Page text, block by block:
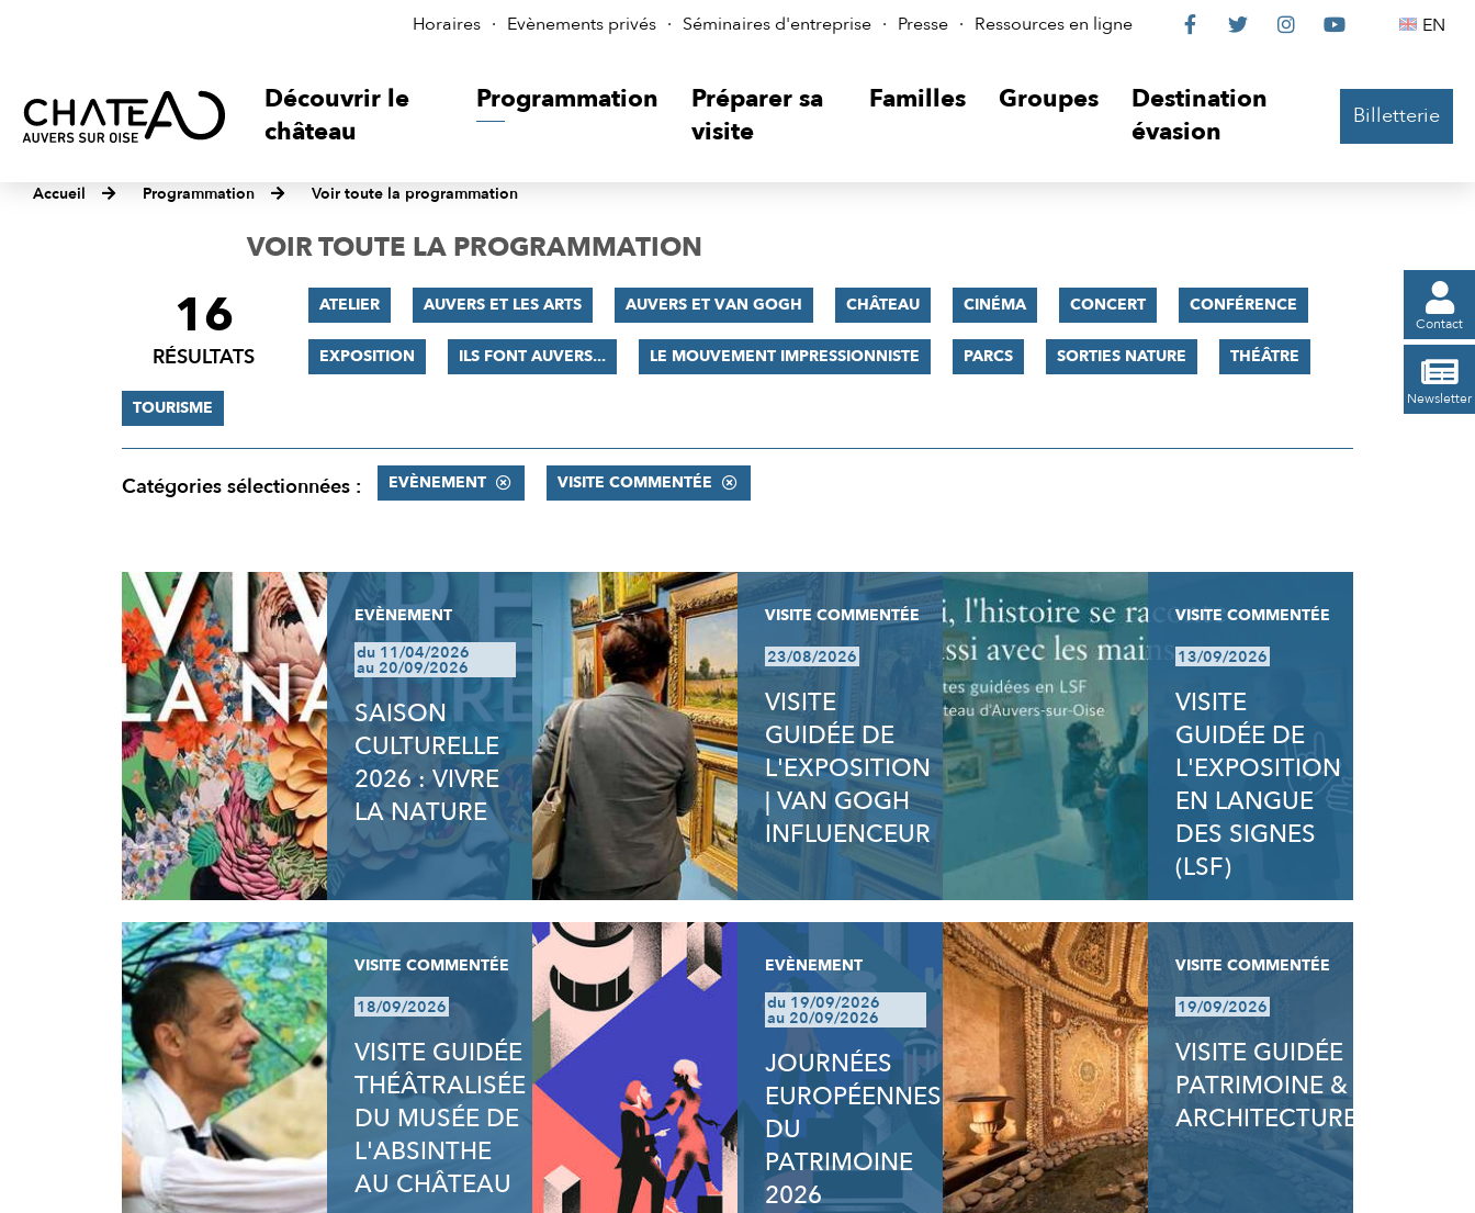
Horaires Evènements privés Séminaires d'entreprise Presse Ressources en ligne
Le
sur

Le

Le

Le
 EN
Découvrir le
château
Programmation
Préparer sa
visite
Familles Groupes
Destination
évasion
Billetterie
Accueil Programmation Voir toute la programmation

Contact

Newsletter
VOIR TOUTE LA PROGRAMMATION
FILTRER
RÉSULTATS
16
RÉSULTATS
ATELIER AUVERS ET LES ARTS AUVERS ET VAN GOGH CHÂTEAU CINÉMA CONCERT CONFÉRENCE
EXPOSITION ILS FONT AUVERS... LE MOUVEMENT IMPRESSIONNISTE PARCS SORTIES NATURE THÉÂTRE
TOURISME
Catégories sélectionnées : EVÈNEMENT VISITE COMMENTÉE
RÉSULTATS
EVÈNEMENT
du 11/04/2026
au 20/09/2026
SAISON
CULTURELLE
2026 : VIVRE
LA NATURE
VISITE COMMENTÉE
23/08/2026
VISITE
GUIDÉE DE
L'EXPOSITION
| VAN GOGH
INFLUENCEUR
VISITE COMMENTÉE
13/09/2026
VISITE
GUIDÉE DE
L'EXPOSITION
EN LANGUE
DES SIGNES
(LSF)
VISITE COMMENTÉE
18/09/2026
VISITE GUIDÉE
THÉÂTRALISÉE
DU MUSÉE DE
L'ABSINTHE
AU CHÂTEAU
EVÈNEMENT
du 19/09/2026
au 20/09/2026
JOURNÉES
EUROPÉENNES
DU
PATRIMOINE
2026
VISITE COMMENTÉE
19/09/2026
VISITE GUIDÉE
PATRIMOINE &
ARCHITECTURE